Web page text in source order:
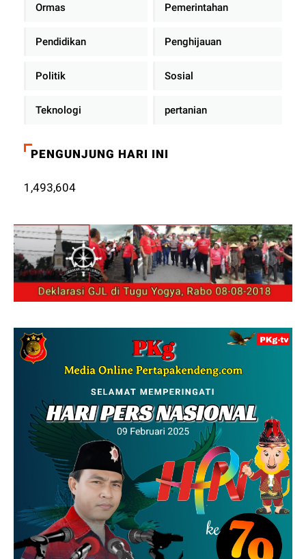
Ormas Pemerintahan
Pendidikan Penghijauan
Politik Sosial
Teknologi pertanian
PENGUNJUNG HARI INI
1,493,604